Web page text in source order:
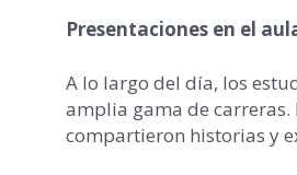
Presentaciones en el
A lo largo del día, los
amplia gama de carreras.
compartieron historias y